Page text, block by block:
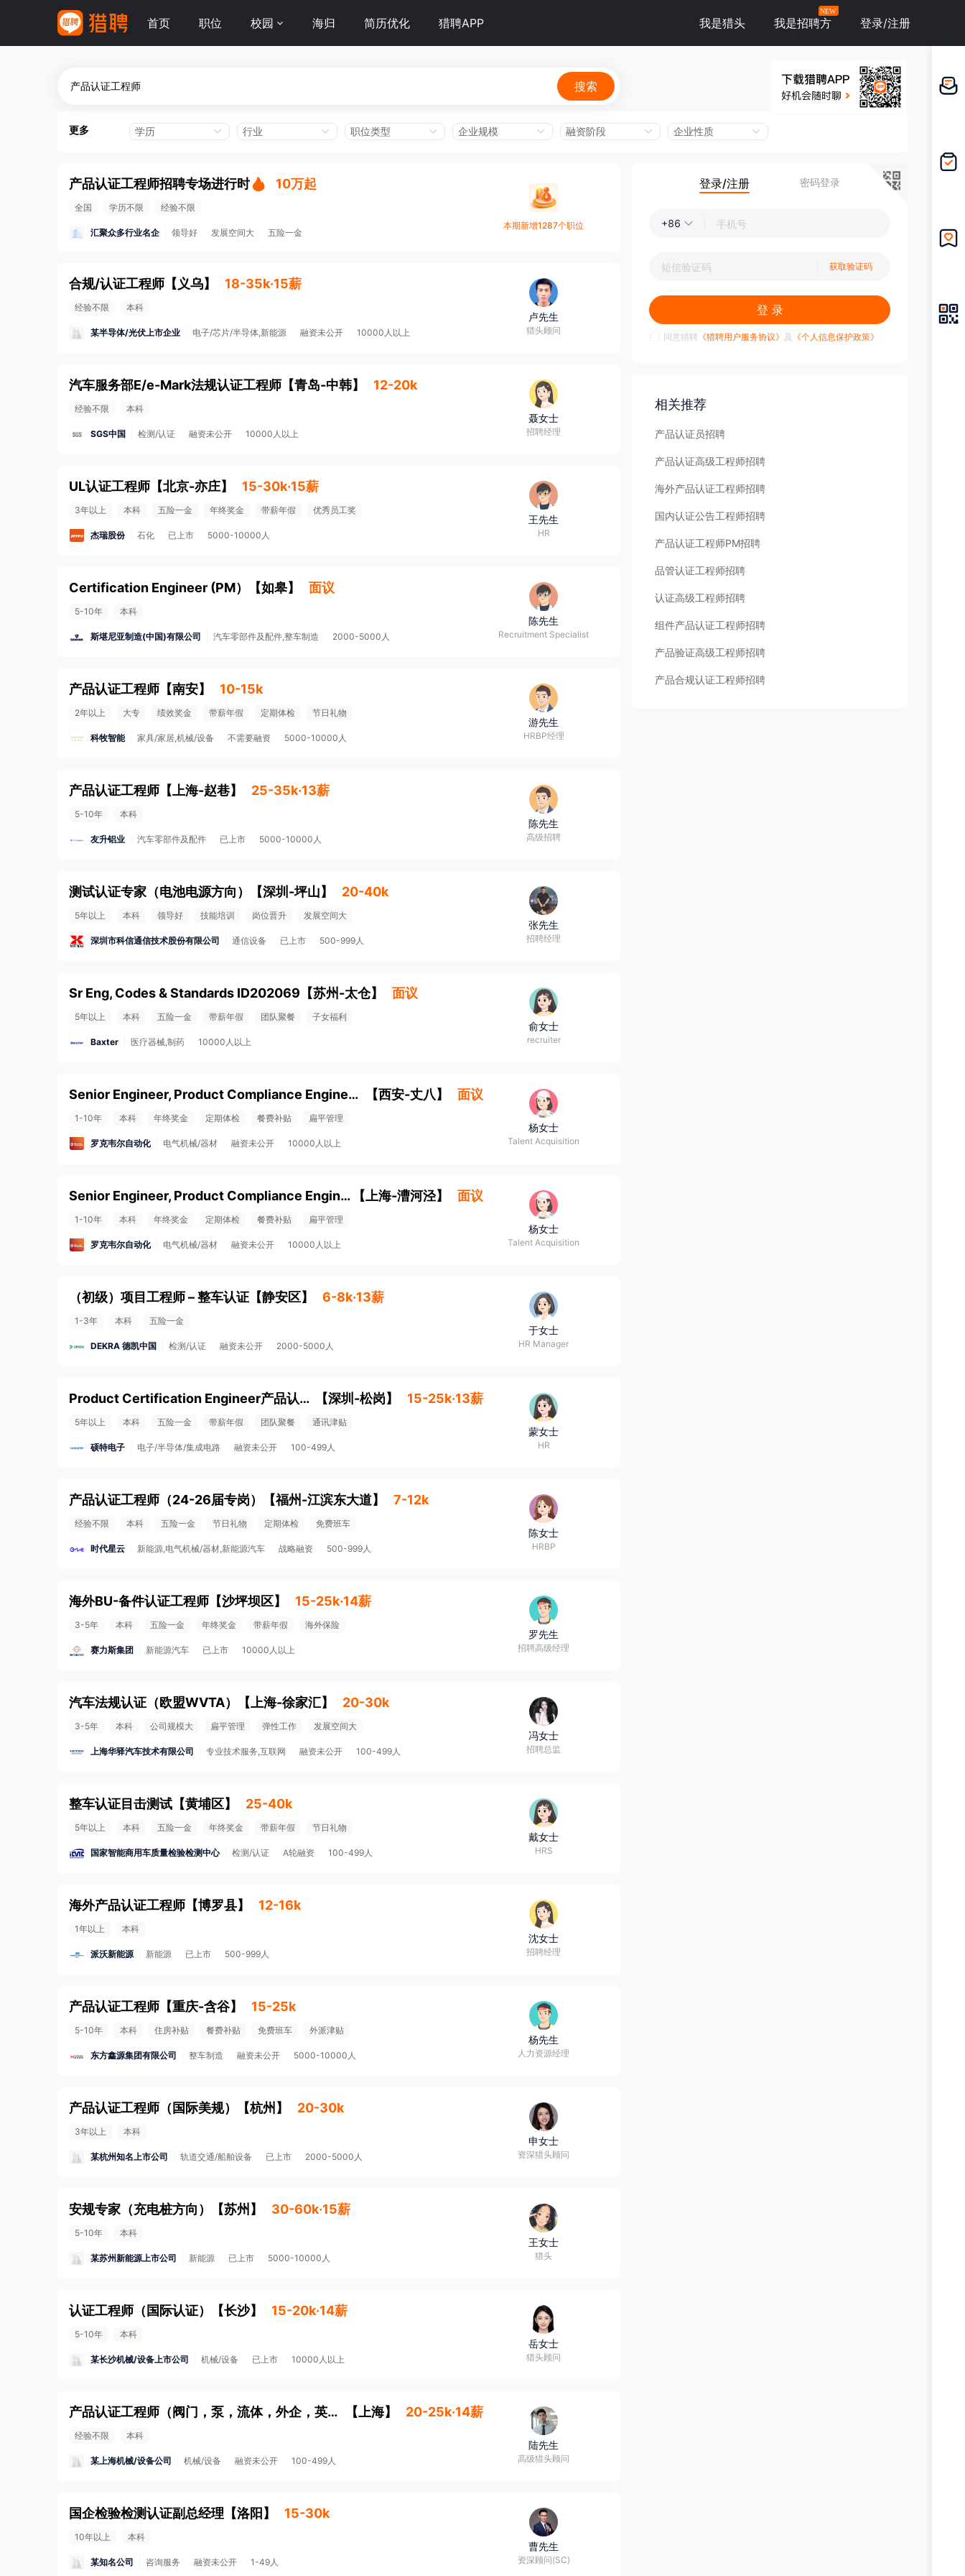
首页 职位 校园 海归 简历优化 猎聘APP 我是猎头 我是招聘方
NEW
登录/注册
搜索
更多 学历 行业 职位类型 企业规模 融资阶段 企业性质
产品认证工程师招聘专场进行时 10万起
全国 学历不限 经验不限
汇聚众多行业名企 领导好 发展空间大 五险一金
本期新增1287个职位
合规/认证工程师 【 义乌】 18-35k·15薪
经验不限 本科
某半导体/光伏上市企业 电子/芯片/半导体,新能源 融资未公开 10000人以上
卢先生
猎头顾问
汽车服务部E/e-Mark法规认证工程师 【青岛-中韩】 12-20k
经验不限 本科
SGS中国 检测/认证 融资未公开 10000人以上
聂女士
招聘经理
UL认证工程师 【北京-亦庄】 15-30k·15薪
3年以上 本科 五险一金 年终奖金 带薪年假 优秀员工奖
杰瑞股份 石化 已上市 5000-10000人
王先生
HR
Certification Engineer (PM） 【如皋】 面议
5-10年 本科
斯堪尼亚制造(中国)有限公司 汽车零部件及配件,整车制造 2000-5000人
陈先生
Recruitment Specialist
产品认证工程师 【南安】 10-15k
2年以上 大专 绩效奖金 带薪年假 定期体检 节日礼物
科牧智能 家具/家居,机械/设备 不需要融资 5000-10000人
游先生
HRBP经理
产品认证工程师 【 上海-赵巷】 25-35k·13薪
5-10年 本科
友升铝业 汽车零部件及配件 已上市 5000-10000人
陈先生
高级招聘
测试认证专家（电池电源方向） 【深圳-坪山】 20-40k
5年以上 本科 领导好 技能培训 岗位晋升 发展空间大
深圳市科信通信技术股份有限公司 通信设备 已上市 500-999人
张先生
招聘经理
Sr Eng, Codes & Standards ID202069 【苏州-太仓】 面议
5年以上 本科 五险一金 带薪年假 团队聚餐 子女福利
Baxter 医疗器械,制药 10000人以上
俞女士
recruiter
Senior Engineer, Product Compliance Engineering 【西安-丈八 】 面议
1-10年 本科 年终奖金 定期体检 餐费补贴 扁平管理
罗克韦尔自动化 电气机械/器材 融资未公开 10000人以上
杨女士
Talent Acquisition
Senior Engineer, Product Compliance Engineering 【 上海-漕河泾】 面议
1-10年 本科 年终奖金 定期体检 餐费补贴 扁平管理
罗克韦尔自动化 电气机械/器材 融资未公开 10000人以上
杨女士
Talent Acquisition
（初级）项目工程师 – 整车认证 【静安区】 6-8k·13薪
1-3年 本科 五险一金
DEKRA 德凯中国 检测/认证 融资未公开 2000-5000人
于女士
HR Manager
Product Certification Engineer产品认证工程师 【深圳-松岗】 15-25k·13薪
5年以上 本科 五险一金 带薪年假 团队聚餐 通讯津贴
硕特电子 电子/半导体/集成电路 融资未公开 100-499人
蒙女士
HR
产品认证工程师（24-26届专岗） 【福州-江滨东大道】 7-12k
经验不限 本科 五险一金 节日礼物 定期体检 免费班车
时代星云 新能源,电气机械/器材,新能源汽车 战略融资 500-999人
陈女士
HRBP
海外BU-备件认证工程师 【沙坪坝区】 15-25k·14薪
3-5年 本科 五险一金 年终奖金 带薪年假 海外保险
赛力斯集团 新能源汽车 已上市 10000人以上
罗先生
招聘高级经理
汽车法规认证（欧盟WVTA） 【 上海-徐家汇】 20-30k
3-5年 本科 公司规模大 扁平管理 弹性工作 发展空间大
上海华驿汽车技术有限公司 专业技术服务,互联网 融资未公开 100-499人
冯女士
招聘总监
整车认证目击测试 【黄埔区】 25-40k
5年以上 本科 五险一金 年终奖金 带薪年假 节日礼物
国家智能商用车质量检验检测中心 检测/认证 A轮融资 100-499人
戴女士
HRS
海外产品认证工程师 【博罗县】 12-16k
1年以上 本科
派沃新能源 新能源 已上市 500-999人
沈女士
招聘经理
产品认证工程师 【重庆-含谷】 15-25k
5-10年 本科 住房补贴 餐费补贴 免费班车 外派津贴
东方鑫源集团有限公司 整车制造 融资未公开 5000-10000人
杨先生
人力资源经理
产品认证工程师（国际美规） 【杭州 】 20-30k
3年以上 本科
某杭州知名上市公司 轨道交通/船舶设备 已上市 2000-5000人
申女士
资深猎头顾问
安规专家（充电桩方向） 【苏州 】 30-60k·15薪
5-10年 本科
某苏州新能源上市公司 新能源 已上市 5000-10000人
王女士
猎头
认证工程师（国际认证） 【长沙】 15-20k·14薪
5-10年 本科
某长沙机械/设备上市公司 机械/设备 已上市 10000人以上
岳女士
猎头顾问
产品认证工程师（阀门，泵，流体，外企，英语口语，TS, ABS, BV, LR, DNV, CCS, PED、ASME） 【 上海】 20-25k·14薪
经验不限 本科
某上海机械/设备公司 机械/设备 融资未公开 100-499人
陆先生
高级猎头顾问
国企检验检测认证副总经理 【洛阳 】 15-30k
10年以上 本科
某知名公司 咨询服务 融资未公开 1-49人
曹先生
资深顾问(SC)
登录/注册 密码登录
+86
获取验证码
登 录
同意猎聘 《猎聘用户服务协议》 及 《个人信息保护政策》
相关推荐
产品认证员招聘
产品认证高级工程师招聘
海外产品认证工程师招聘
国内认证公告工程师招聘
产品认证工程师PM招聘
品管认证工程师招聘
认证高级工程师招聘
组件产品认证工程师招聘
产品验证高级工程师招聘
产品合规认证工程师招聘